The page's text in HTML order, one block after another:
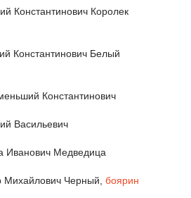
Константинович Королек
Константинович Белый
Константинович
Васильевич
Иванович Медведица
Михайлович Черный, боярин